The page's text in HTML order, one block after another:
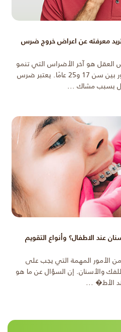
معرفته عن اعراض خروج ضرس
هو آخر الأضراس التي تنمو
في الفم، وعادة ما يبدأ في الظهور بين سن 17 و25 عامًا. يعتبر ضرس
بسبب مشاك ...
ما هو السن المناسب لتقويم الاسنان عند الاطفال؟ وأنواع التقويم
الأمور المهمة التي يجب على
والأسنان. إن السؤال عن ما هو
الأط� ...